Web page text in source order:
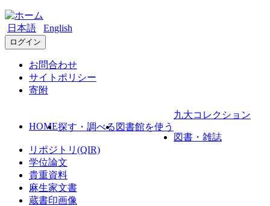
日本語 English
ログイン
お問合わせ
サイトポリシー
寄附
HOME探す・調べる 図書館を使う
九大コレクション
図書・雑誌
リポジトリ(QIR)
学位論文
貴重資料
麻生家文書
蔵書印画像